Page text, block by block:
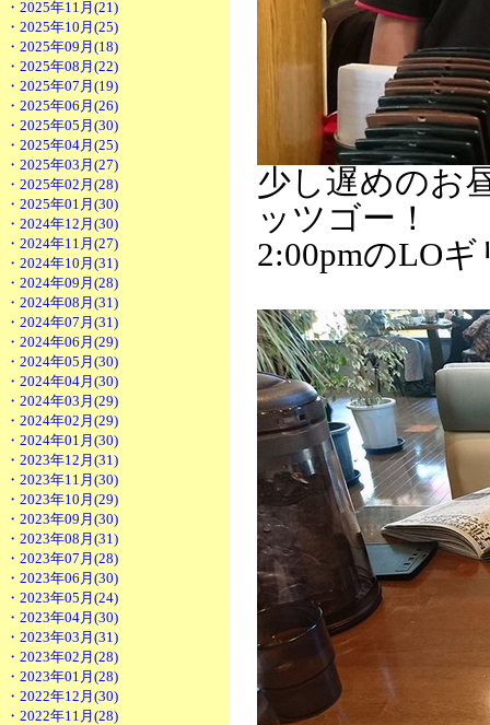
・2025年11月(21)
・2025年10月(25)
・2025年09月(18)
・2025年08月(22)
・2025年07月(19)
・2025年06月(26)
・2025年05月(30)
・2025年04月(25)
・2025年03月(27)
・2025年02月(28)
・2025年01月(30)
・2024年12月(30)
・2024年11月(27)
・2024年10月(31)
・2024年09月(28)
・2024年08月(31)
・2024年07月(31)
・2024年06月(29)
・2024年05月(30)
・2024年04月(30)
・2024年03月(29)
・2024年02月(29)
・2024年01月(30)
・2023年12月(31)
・2023年11月(30)
・2023年10月(29)
・2023年09月(30)
・2023年08月(31)
・2023年07月(28)
・2023年06月(30)
・2023年05月(24)
・2023年04月(30)
・2023年03月(31)
・2023年02月(28)
・2023年01月(28)
・2022年12月(30)
・2022年11月(28)
少し遅めのお
ッツゴー！
2:00pmのLO